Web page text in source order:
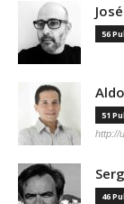
56
51
http://
46